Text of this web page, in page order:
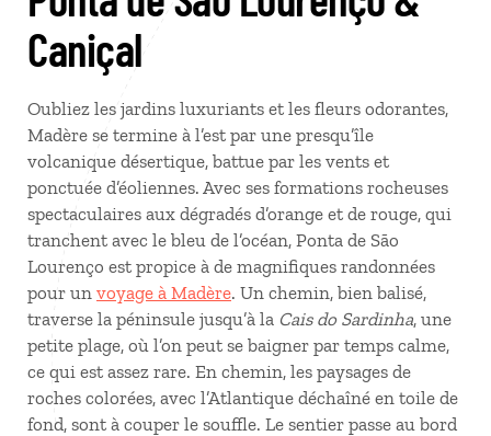
Caniçal
Oubliez les jardins luxuriants et les fleurs odorantes,
Madère se termine à l’est par une presqu’île
volcanique désertique, battue par les vents et
ponctuée d’éoliennes. Avec ses formations rocheuses
spectaculaires aux dégradés d’orange et de rouge, qui
tranchent avec le bleu de l’océan, Ponta de São
Lourenço est propice à de magnifiques randonnées
pour un voyage à Madère. Un chemin, bien balisé,
traverse la péninsule jusqu’à la Cais do Sardinha, une
petite plage, où l’on peut se baigner par temps calme,
ce qui est assez rare. En chemin, les paysages de
roches colorées, avec l’Atlantique déchaîné en toile de
fond, sont à couper le souffle. Le sentier passe au bord